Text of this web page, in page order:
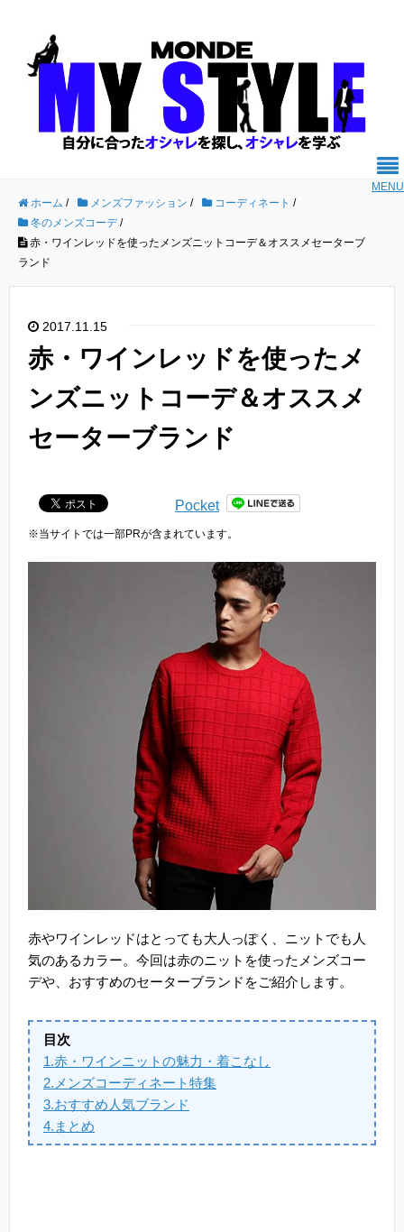
MENU
ホーム / メンズファッション / コーディネート /
冬のメンズコーデ/
赤・ワインレッドを使ったメンズニットコーデ＆オススメセーターブ
ランド
2017.11.15
赤・ワインレッドを使ったメ
ンズニットコーデ＆オススメ
セーターブランド
Pocket
※当サイトでは一部PRが含まれています。
赤やワインレッドはとっても大人っぽく、ニットでも人
気のあるカラー。今回は赤のニットを使ったメンズコー
デや、おすすめのセーターブランドをご紹介します。
目次
1.赤・ワインニットの魅力・着こなし
2.メンズコーディネート特集
3.おすすめ人気ブランド
4.まとめ